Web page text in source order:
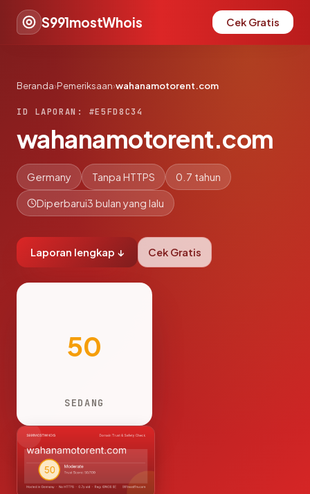
S991mostWhois Cek Gratis
Beranda›Pemeriksaan›wahanamotorent.com
ID LAPORAN: #E5FD8C34
wahanamotorent.com
Germany Tanpa HTTPS 0.7 tahun
Diperbarui3 bulan yang lalu
Laporan lengkap ↓ Cek Gratis
50
SEDANG